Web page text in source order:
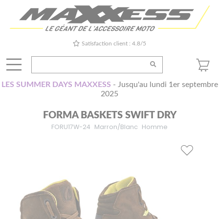
Satisfaction client : 4.8/5
LES SUMMER DAYS MAXXESS - Jusqu'au lundi 1er septembre
2025
FORMA BASKETS SWIFT DRY
FORU17W-24 Marron/Blanc Homme